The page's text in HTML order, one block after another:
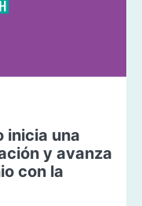
inicia una
y avanza
con la